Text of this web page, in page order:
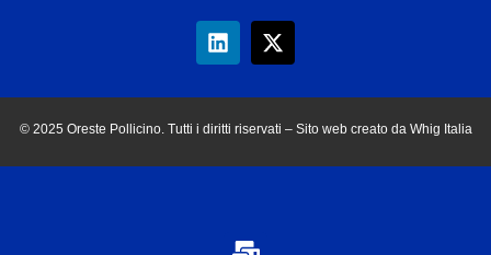
© 2025 Oreste Pollicino. Tutti i diritti riservati – Sito web creato da Whig Italia